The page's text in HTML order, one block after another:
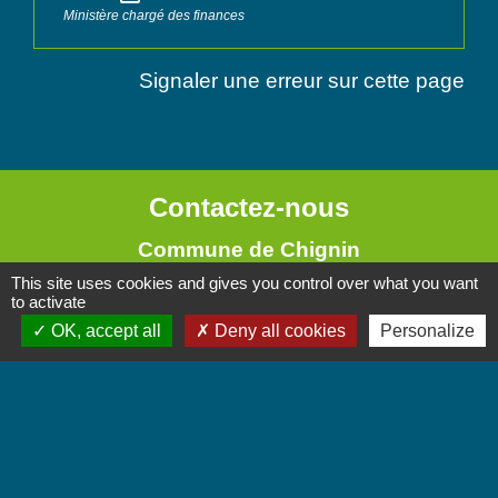
Ministère chargé des finances
Signaler une erreur sur cette page
Contactez-nous
Commune de Chignin
52 Place de la Mairie - Le Chef Lieu
73800 Chignin - FRANCE
+33 4 79 28 10 12
This site uses cookies and gives you control over what you want
to activate
OK, accept all
Deny all cookies Personalize